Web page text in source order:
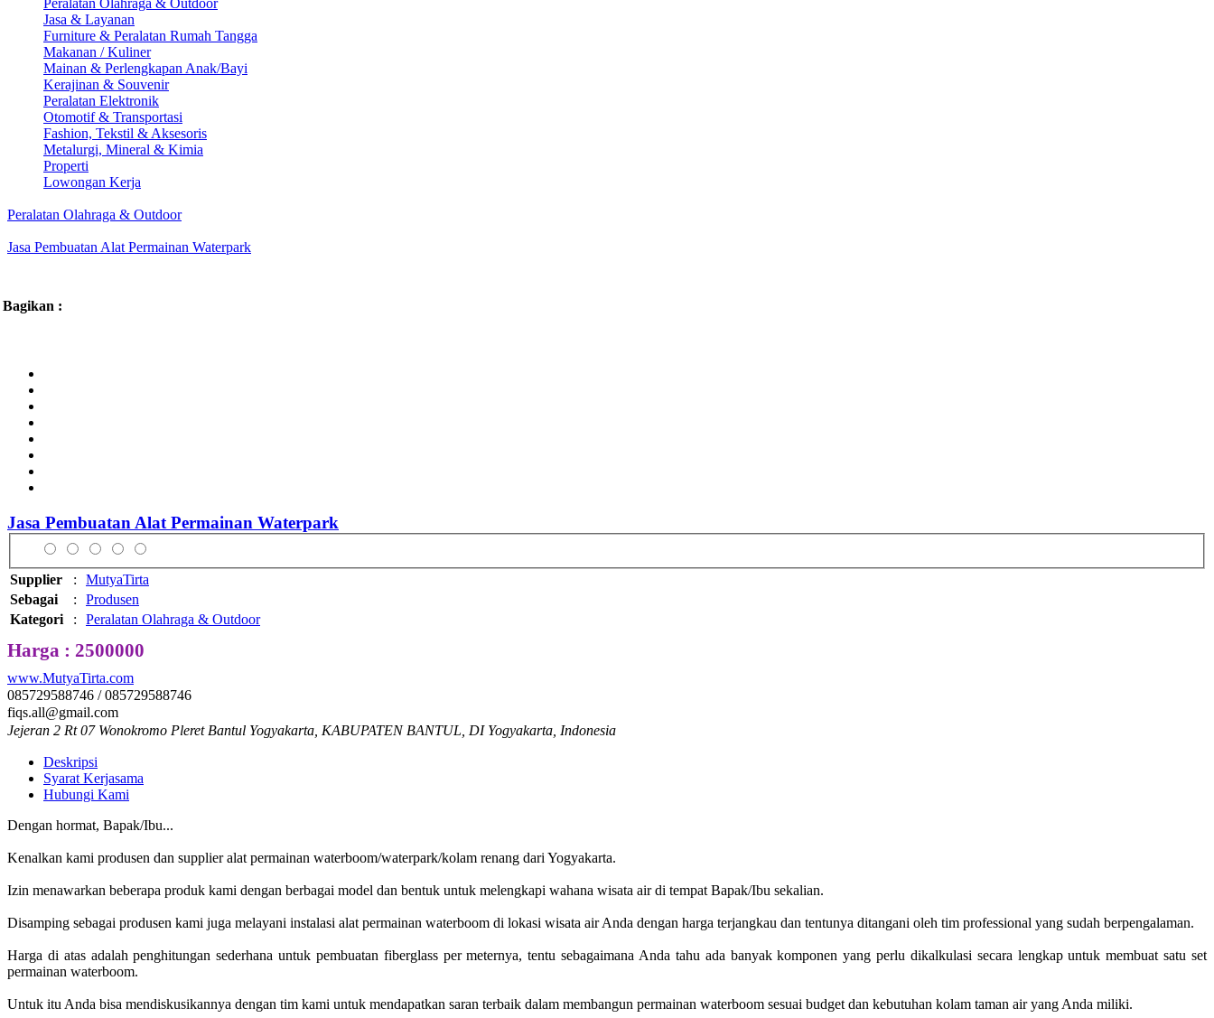
Jasa & Layanan
Furniture & Peralatan Rumah Tangga
Makanan / Kuliner
Mainan & Perlengkapan Anak/Bayi
Kerajinan & Souvenir
Peralatan Elektronik
Otomotif & Transportasi
Fashion, Tekstil & Aksesoris
Metalurgi, Mineral & Kimia
Properti
Lowongan Kerja
Peralatan Olahraga & Outdoor
Jasa Pembuatan Alat Permainan Waterpark
Bagikan :
Jasa Pembuatan Alat Permainan Waterpark
Supplier :
MutyaTirta
Sebagai
:
Produsen
Kategori
: Peralatan Olahraga & Outdoor
Harga : 2500000
www.MutyaTirta.com
085729588746 / 085729588746
fiqs.all@gmail.com
Jejeran 2 Rt 07 Wonokromo Pleret Bantul Yogyakarta, KABUPATEN BANTUL, DI Yogyakarta, Indonesia
Deskripsi
Syarat Kerjasama
Hubungi Kami
Dengan hormat, Bapak/Ibu...
Kenalkan kami produsen dan supplier alat permainan waterboom/waterpark/kolam renang dari Yogyakarta.
Izin menawarkan beberapa produk kami dengan berbagai model dan bentuk untuk melengkapi wahana wisata air di tempat Bapak/Ibu sekalian.
Disamping sebagai produsen kami juga melayani instalasi alat permainan waterboom di lokasi wisata air Anda dengan harga terjangkau dan tentunya ditangani oleh tim professional yang sudah berpengalaman.
Harga di atas adalah penghitungan sederhana untuk pembuatan fiberglass per meternya, tentu sebagaimana Anda tahu ada banyak komponen yang perlu dikalkulasi secara lengkap untuk membuat satu set
permainan waterboom.
Untuk itu Anda bisa mendiskusikannya dengan tim kami untuk mendapatkan saran terbaik dalam membangun permainan waterboom sesuai budget dan kebutuhan kolam taman air yang Anda miliki.